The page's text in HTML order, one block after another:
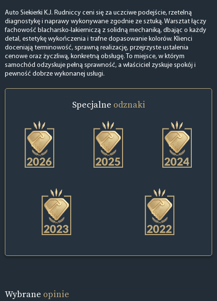
Auto Siekierki K.J. Rudniccy ceni się za uczciwe podejście, rzetelną
diagnostykę i naprawy wykonywane zgodnie ze sztuką. Warsztat łączy
fachowość blacharsko-lakierniczą z solidną mechaniką, dbając o każdy
detal, estetykę wykończenia i trafne dopasowanie kolorów. Klienci
doceniają terminowość, sprawną realizację, przejrzyste ustalenia
cenowe oraz życzliwą, konkretną obsługę. To miejsce, w którym
samochód odzyskuje pełną sprawność, a właściciel zyskuje spokój i
pewność dobrze wykonanej usługi.
Specjalne odznaki
Wybrane opinie